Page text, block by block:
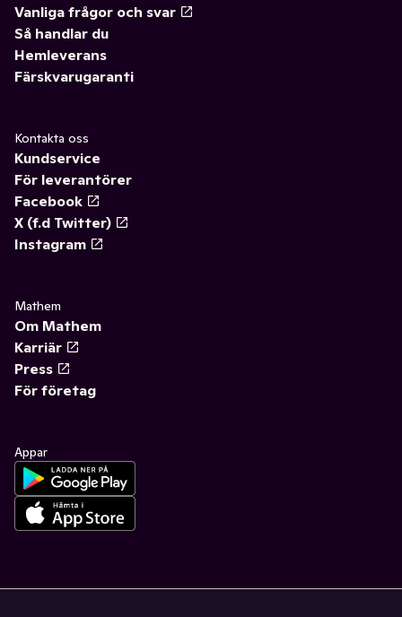
Vanliga frågor och svar
Så handlar du
Hemleverans
Färskvarugaranti
Kontakta oss
Kundservice
För leverantörer
Facebook
X (f.d Twitter)
Instagram
Mathem
Om Mathem
Karriär
Press
För företag
Appar